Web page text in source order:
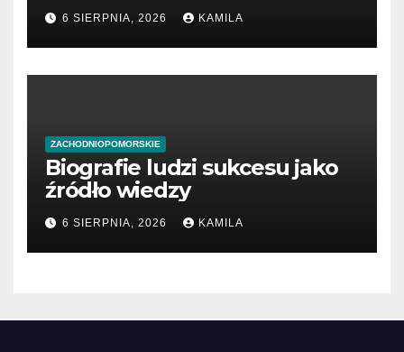
6 SIERPNIA, 2026 KAMILA
ZACHODNIOPOMORSKIE
Biografie ludzi sukcesu jako
źródło wiedzy
6 SIERPNIA, 2026 KAMILA